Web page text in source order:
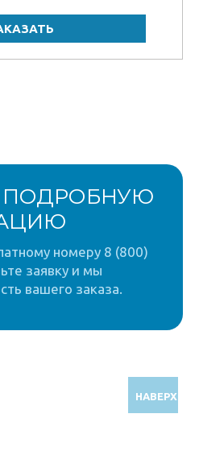
ПОДРОБНУЮ
номеру 8 (800)
заявку и мы
вашего заказа.
НАВЕРХ